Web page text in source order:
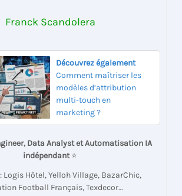
Franck Scandolera
Découvrez également
Comment maîtriser les
modèles d’attribution
multi-touch en
marketing ?
Data Analyst et Automatisation IA
indépendant⭐
Logis Hôtel, Yelloh Village, BazarChic,
Football Français, Texdecor…